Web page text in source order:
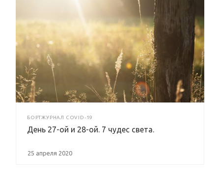
БОРТЖУРНАЛ COVID-19
День 27-ой и 28-ой. 7 чудес света.
25 апреля 2020